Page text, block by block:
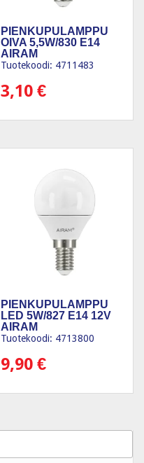
PIENKUPULAMPPU
OIVA 5,5W/830 E14
AIRAM
Tuotekoodi: 4711483
3,10€
PIENKUPULAMPPU
LED 5W/827 E14 12V
AIRAM
Tuotekoodi: 4713800
9,90€